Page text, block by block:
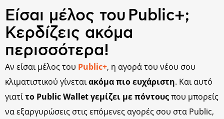
Είσαι μέλος του Public+;
Κερδίζεις ακόμα
περισσότερα!
Αν είσαι μέλος του Public+, η αγορά του νέου σου
κλιματιστικού γίνεταιακόμα πιο ευχάριστη. Και αυτό
γιατίτο Public Wallet γεμίζει με πόντουςπου μπορείς
να εξαργυρώσεις στις επόμενες αγορές σου στα Public,